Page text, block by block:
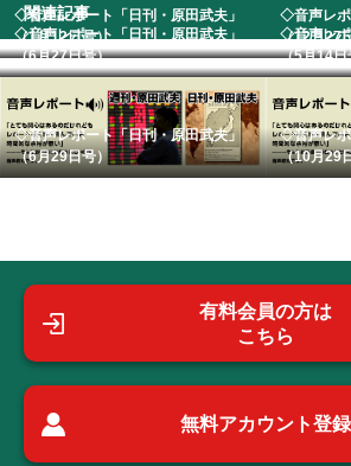
関連記事
◇音声レポート「日刊・原田武夫」
（1月12日号） ...
◇音声レポ
（12月27
◇音声レポート「日刊・原田武夫」
（6月27日号） ...
◇音声レポ
（5月14日
◇音声レポート「日刊・原田武夫」
（6月29日号）
◇音声レポ
（10月29
有料会員の方は
こちら
無料アカウント登録